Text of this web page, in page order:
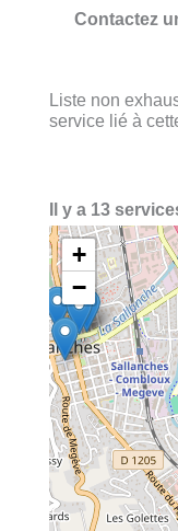
Contactez
Liste non
service lié à
Il y a 13
+
−